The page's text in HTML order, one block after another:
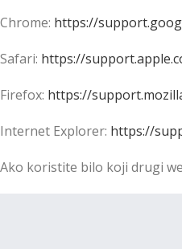
Chrome: https://
Safari: https://
Firefox: https://
Internet Explorer: https://
Ako koristite bilo koji drugi